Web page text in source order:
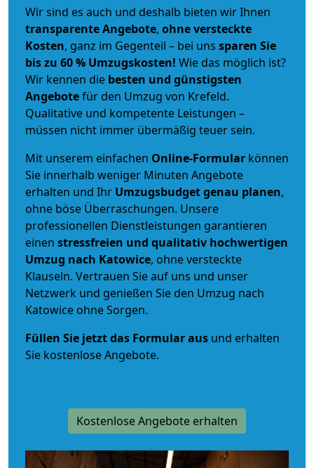
Wir sind es auch und deshalb bieten wir Ihnen
transparente Angebote, ohne versteckte
Kosten, ganz im Gegenteil – bei uns sparen Sie
bis zu 60 % Umzugskosten! Wie das möglich ist?
Wir kennen die besten und günstigsten
Angebotefür den Umzug von Krefeld.
Qualitative und kompetente Leistungen –
müssen nicht immer übermäßig teuer sein.
Mit unserem einfachen Online-Formular können
Sie innerhalb weniger Minuten Angebote
erhalten und Ihr Umzugsbudgetgenau planen,
ohne böse Überraschungen. Unsere
professionellen Dienstleistungen garantieren
einen stressfreien und qualitativ hochwertigen
Umzug nach Katowice, ohne versteckte
Klauseln. Vertrauen Sie auf uns und unser
Netzwerk und genießen Sie den Umzug nach
Katowice ohne Sorgen.
Füllen Sie jetzt das Formular aus und erhalten
Sie kostenlose Angebote.
Kostenlose Angebote erhalten